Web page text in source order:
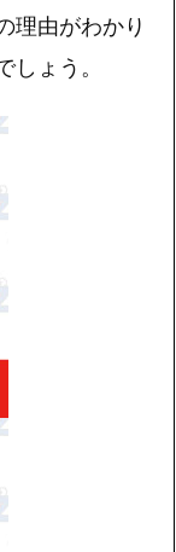
理由がわかり
しょう。